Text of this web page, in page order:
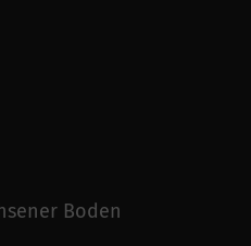
Boden